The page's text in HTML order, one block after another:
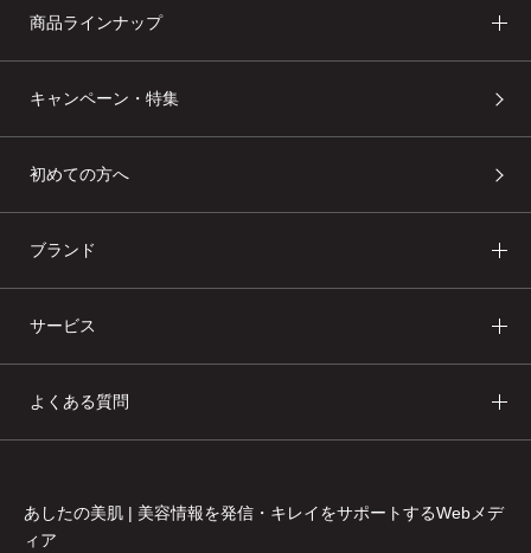
ギフトラッピングサービス
商品ラインナップ
キャンペーン・特集
初めての方へ
ブランド
サービス
よくある質問
あしたの美肌 | 美容情報を発信・キレイをサポートするWebメデ
ィア